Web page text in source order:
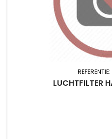
REFERENTIE:
LUCHTFILTER